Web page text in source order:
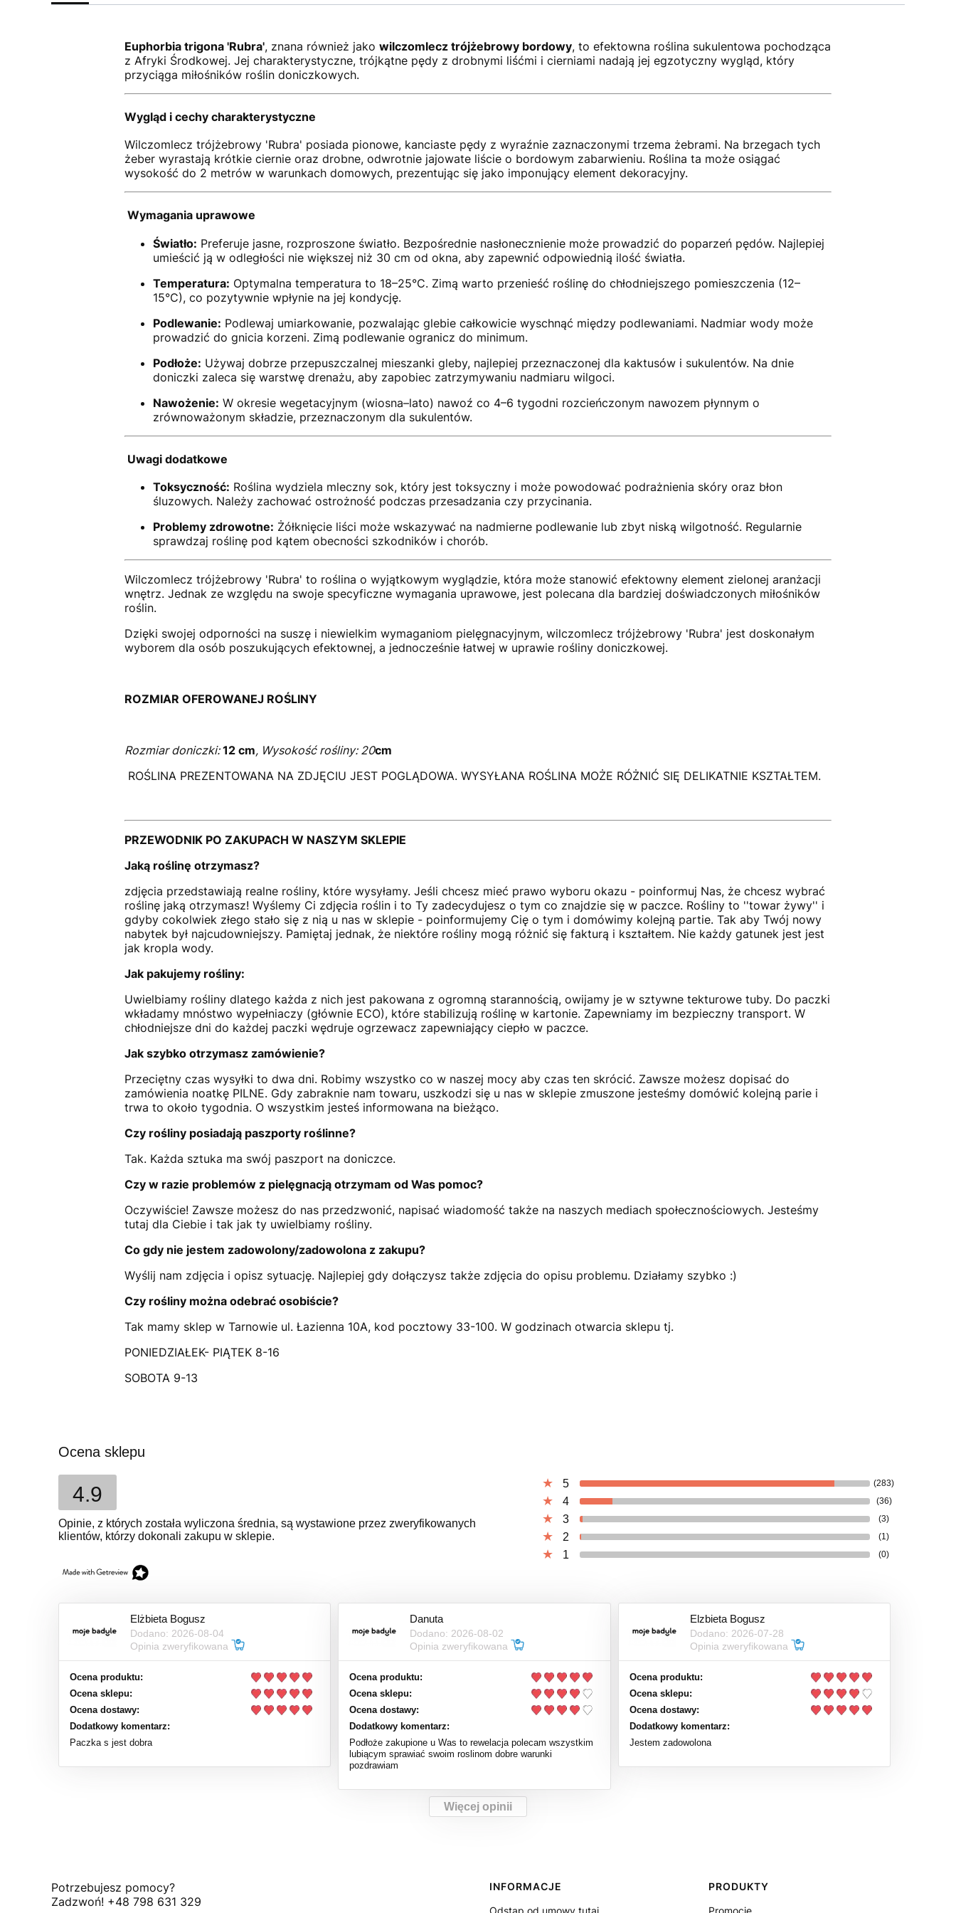
Euphorbia trigona 'Rubra', znana również jako wilczomlecz trójżebrowy bordowy, to efektowna roślina sukulentowa pochodząca
z Afryki Środkowej. Jej charakterystyczne, trójkątne pędy z drobnymi liśćmi i cierniami nadają jej egzotyczny wygląd, który
przyciąga miłośników roślin doniczkowych.
Wygląd i cechy charakterystyczne
Wilczomlecz trójżebrowy 'Rubra' posiada pionowe, kanciaste pędy z wyraźnie zaznaczonymi trzema żebrami. Na brzegach tych
żeber wyrastają krótkie ciernie oraz drobne, odwrotnie jajowate liście o bordowym zabarwieniu. Roślina ta może osiągać
wysokość do 2 metrów w warunkach domowych, prezentując się jako imponujący element dekoracyjny.
Wymagania uprawowe
Światło: Preferuje jasne, rozproszone światło. Bezpośrednie nasłonecznienie może prowadzić do poparzeń pędów. Najlepiej
umieścić ją w odległości nie większej niż 30 cm od okna, aby zapewnić odpowiednią ilość światła.
Temperatura: Optymalna temperatura to 18–25°C. Zimą warto przenieść roślinę do chłodniejszego pomieszczenia (12–
15°C), co pozytywnie wpłynie na jej kondycję.
Podlewanie: Podlewaj umiarkowanie, pozwalając glebie całkowicie wyschnąć między podlewaniami. Nadmiar wody może
prowadzić do gnicia korzeni. Zimą podlewanie ogranicz do minimum.
Podłoże: Używaj dobrze przepuszczalnej mieszanki gleby, najlepiej przeznaczonej dla kaktusów i sukulentów. Na dnie
doniczki zaleca się warstwę drenażu, aby zapobiec zatrzymywaniu nadmiaru wilgoci.
Nawożenie: W okresie wegetacyjnym (wiosna–lato) nawoź co 4–6 tygodni rozcieńczonym nawozem płynnym o
zrównoważonym składzie, przeznaczonym dla sukulentów.
Uwagi dodatkowe
Toksyczność: Roślina wydziela mleczny sok, który jest toksyczny i może powodować podrażnienia skóry oraz błon
śluzowych. Należy zachować ostrożność podczas przesadzania czy przycinania.
Problemy zdrowotne: Żółknięcie liści może wskazywać na nadmierne podlewanie lub zbyt niską wilgotność. Regularnie
sprawdzaj roślinę pod kątem obecności szkodników i chorób.
Wilczomlecz trójżebrowy 'Rubra' to roślina o wyjątkowym wyglądzie, która może stanowić efektowny element zielonej aranżacji
wnętrz. Jednak ze względu na swoje specyficzne wymagania uprawowe, jest polecana dla bardziej doświadczonych miłośników
roślin.
Dzięki swojej odporności na suszę i niewielkim wymaganiom pielęgnacyjnym, wilczomlecz trójżebrowy 'Rubra' jest doskonałym
wyborem dla osób poszukujących efektownej, a jednocześnie łatwej w uprawie rośliny doniczkowej.
ROZMIAR OFEROWANEJ ROŚLINY
Rozmiar doniczki:12 cm, Wysokość rośliny: 20cm
ROŚLINA PREZENTOWANA NA ZDJĘCIU JEST POGLĄDOWA. WYSYŁANA ROŚLINA MOŻE RÓŻNIĆ SIĘ DELIKATNIE KSZTAŁTEM.
PRZEWODNIK PO ZAKUPACH W NASZYM SKLEPIE
Jaką roślinę otrzymasz?
zdjęcia przedstawiają realne rośliny, które wysyłamy. Jeśli chcesz mieć prawo wyboru okazu - poinformuj Nas, że chcesz wybrać
roślinę jaką otrzymasz! Wyślemy Ci zdjęcia roślin i to Ty zadecydujesz o tym co znajdzie się w paczce. Rośliny to ''towar żywy'' i
gdyby cokolwiek złego stało się z nią u nas w sklepie - poinformujemy Cię o tym i domówimy kolejną partie. Tak aby Twój nowy
nabytek był najcudowniejszy. Pamiętaj jednak, że niektóre rośliny mogą różnić się fakturą i kształtem. Nie każdy gatunek jest jest
jak kropla wody.
Jak pakujemy rośliny:
Uwielbiamy rośliny dlatego każda z nich jest pakowana z ogromną starannością, owijamy je w sztywne tekturowe tuby. Do paczki
wkładamy mnóstwo wypełniaczy (głównie ECO), które stabilizują roślinę w kartonie. Zapewniamy im bezpieczny transport. W
chłodniejsze dni do każdej paczki wędruje ogrzewacz zapewniający ciepło w paczce.
Jak szybko otrzymasz zamówienie?
Przeciętny czas wysyłki to dwa dni. Robimy wszystko co w naszej mocy aby czas ten skrócić. Zawsze możesz dopisać do
zamówienia noatkę PILNE. Gdy zabraknie nam towaru, uszkodzi się u nas w sklepie zmuszone jesteśmy domówić kolejną parie i
trwa to około tygodnia. O wszystkim jesteś informowana na bieżąco.
Czy rośliny posiadają paszporty roślinne?
Tak. Każda sztuka ma swój paszport na doniczce.
Czy w razie problemów z pielęgnacją otrzymam od Was pomoc?
Oczywiście! Zawsze możesz do nas przedzwonić, napisać wiadomość także na naszych mediach społecznościowych. Jesteśmy
tutaj dla Ciebie i tak jak ty uwielbiamy rośliny.
Co gdy nie jestem zadowolony/zadowolona z zakupu?
Wyślij nam zdjęcia i opisz sytuację. Najlepiej gdy dołączysz także zdjęcia do opisu problemu. Działamy szybko :)
Czy rośliny można odebrać osobiście?
Tak mamy sklep w Tarnowie ul. Łazienna 10A, kod pocztowy 33-100. W godzinach otwarcia sklepu tj.
PONIEDZIAŁEK- PIĄTEK 8-16
SOBOTA 9-13
Ocena sklepu
4.9
Opinie, z których została wyliczona średnia, są wystawione przez zweryfikowanych
klientów, którzy dokonali zakupu w sklepie.
5 (283)
4 (36)
3 (3)
2 (1)
1 (0)
Elżbieta Bogusz
Dodano: 2026-08-04
Opinia zweryfikowana
Ocena produktu:
Ocena sklepu:
Ocena dostawy:
Dodatkowy komentarz:
Paczka s jest dobra
Danuta
Dodano: 2026-08-02
Opinia zweryfikowana
Ocena produktu:
Ocena sklepu:
Ocena dostawy:
Dodatkowy komentarz:
Podłoże zakupione u Was to rewelacja polecam wszystkim
lubiącym sprawiać swoim roslinom dobre warunki
pozdrawiam
Elzbieta Bogusz
Dodano: 2026-07-28
Opinia zweryfikowana
Ocena produktu:
Ocena sklepu:
Ocena dostawy:
Dodatkowy komentarz:
Jestem zadowolona
Więcej opinii
Potrzebujesz pomocy?
Zadzwoń! +48 798 631 329
Linki w stopce
INFORMACJE
PRODUKTY